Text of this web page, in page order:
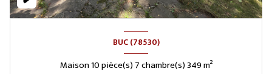
BUC (78530)
Maison 10 pièce(s) 7 chambre(s) 349 m²